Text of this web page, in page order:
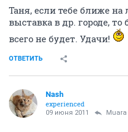
Таня, если тебе ближе на
выставка в др. городе,
всего не будет. Удачи!
ОТВЕТИТЬ
Nash
experienced
09 июня 2011 Muara